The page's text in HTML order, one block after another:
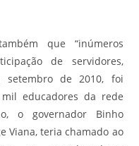
que “inúmeros
de servidores,
setembro de 2010, foi
educadores da rede
o governador Binho
Viana, teria chamado ao